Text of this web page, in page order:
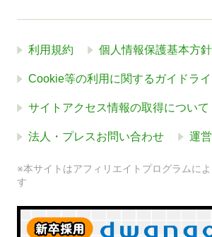
利用規約 個人情報保護基本方針
Cookie等の利用に関するガイドラ
サイトアクセス情報の取得について
法人・プレスお問い合わせ 運
※本サイトはアフィリエイトプログラムに
す